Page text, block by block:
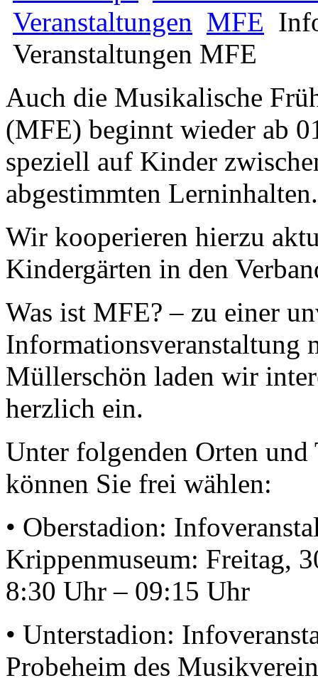
Veranstaltungen MFE
Veranstaltungen MFE
Auch die Musikalische
(MFE) beginnt wieder ab
speziell auf Kinder
abgestimmten Lerninhalten.
Wir kooperieren hierzu
Kindergärten in den
Was ist MFE? – zu einer
Informationsveranstaltung
Müllerschön laden wir
herzlich ein.
Unter folgenden Orten und
können Sie frei wählen:
• Oberstadion:
Krippenmuseum: Freitag,
8:30 Uhr – 09:15 Uhr
• Unterstadion:
Probeheim des